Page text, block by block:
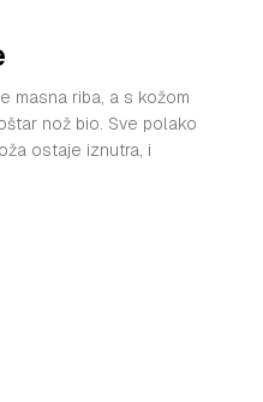
masna riba, a s kožom
nož bio. Sve polako
ostaje iznutra, i